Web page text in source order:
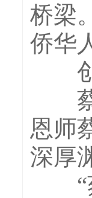
桥梁
侨华
创
蔡
恩师
深厚
“蔡